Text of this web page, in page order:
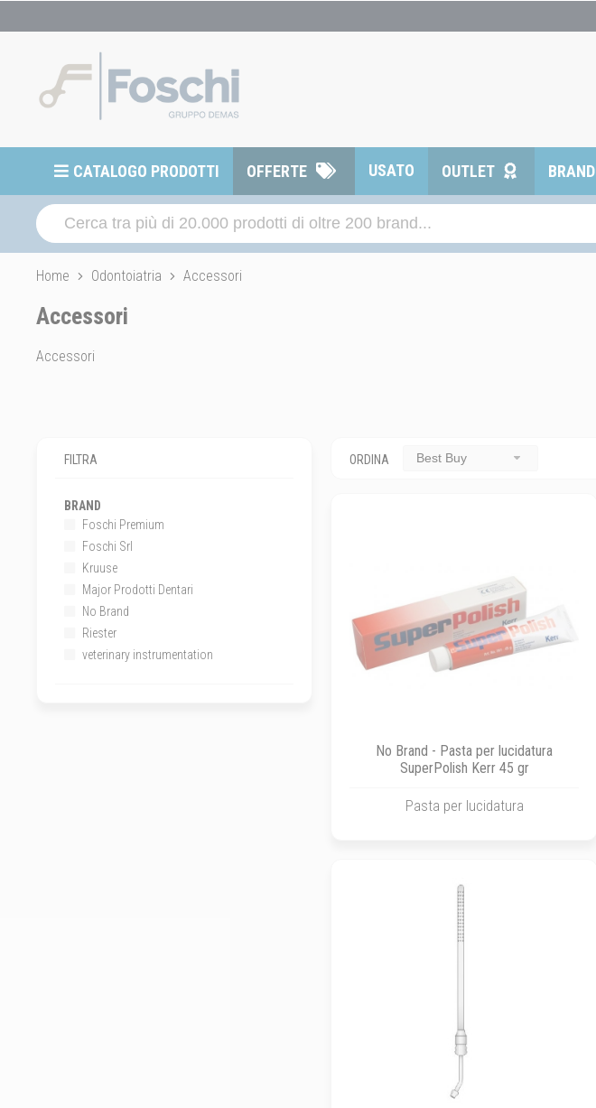
CATALOGO PRODOTTI OFFERTE USATO OUTLET BRAND
Home Odontoiatria Accessori
Accessori
Accessori
FILTRA
BRAND
Foschi Premium
Foschi Srl
Kruuse
Major Prodotti Dentari
No Brand
Riester
veterinary instrumentation
ORDINA Best Buy
No Brand - Pasta per lucidatura
SuperPolish Kerr 45 gr
Pasta per lucidatura